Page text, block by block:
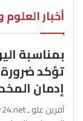
أخبار
بمناسبة
تؤكد
إدمان